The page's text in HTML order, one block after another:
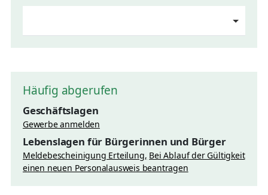
Häufig abgerufen
Geschäftslagen
Gewerbe anmelden
Lebenslagen für Bürgerinnen und Bürger
Meldebescheinigung Erteilung Bei Ablauf der Gültigkeit
einen neuen Personalausweis beantragen